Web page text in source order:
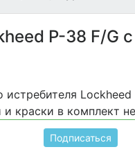
P-38 F/G с
Lockheed
краски в комплект
Подписаться